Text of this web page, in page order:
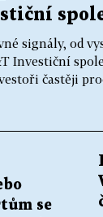
signály, od
Investiční
častěji
se